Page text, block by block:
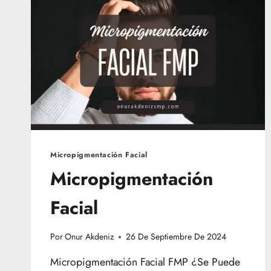
Micropigmentación Facial
Micropigmentación
Facial
PorOnur Akdeniz 26 De Septiembre De 2024
Micropigmentación Facial FMP ¿Se Puede